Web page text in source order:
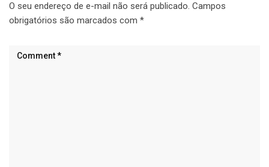
O seu endereço de e-mail não será publicado. Campos
obrigatórios são marcados com *